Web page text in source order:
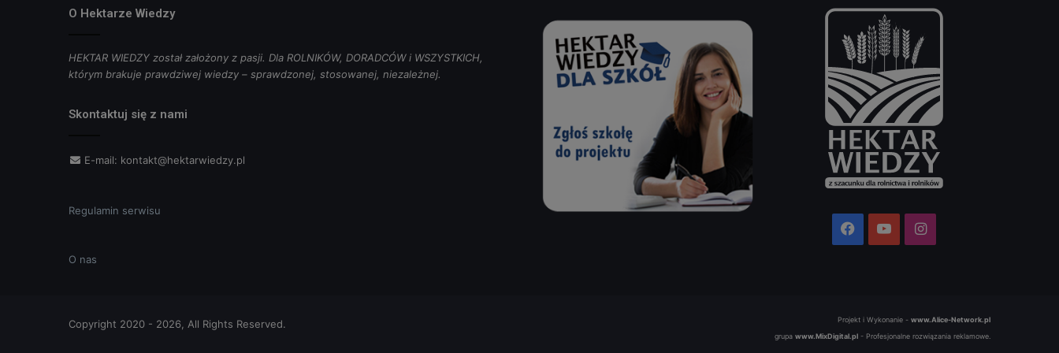
O Hektarze Wiedzy
HEKTAR WIEDZY został założony z pasji. Dla ROLNIKÓW, DORADCÓW i WSZYSTKICH,
którym brakuje prawdziwej wiedzy – sprawdzonej, stosowanej, niezależnej.
Skontaktuj się z nami
E-mail: kontakt@hektarwiedzy.pl
Regulamin serwisu
O nas
Facebook
YouTubeInstagram
Copyright 2020 - 2026, All Rights Reserved. Projekt i Wykonanie - www.Alice-Network.pl
grupa www.MixDigital.pl - Profesjonalne rozwiązania reklamowe.